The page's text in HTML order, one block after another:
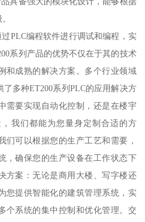
PLC编程软件进行调试和编程，实
系列产品的优势不仅在于其的技术
和成熟的解决方案。多个行业领域
多种ET200系列PLC的应用解决方
需要实现自动化控制，还是在楼宇
我们都能为您量身定制合适的方
们可以根据您的生产工艺和需要，
，确保您的生产设备在工作状态下
方案：无论是商用大楼、写字楼还
您提供智能化的建筑管理系统，实
个系统的集中控制和优化管理。交